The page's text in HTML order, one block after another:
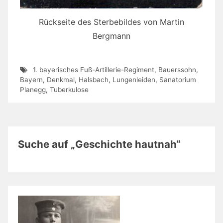
Rückseite des Sterbebildes von Martin
Bergmann
1. bayerisches Fuß-Artillerie-Regiment, Bauerssohn,
Bayern, Denkmal, Halsbach, Lungenleiden, Sanatorium
Planegg, Tuberkulose
Suche auf „Geschichte hautnah“